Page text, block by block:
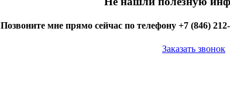
Позвоните мне прямо сейчас по телефону +7 (846)
Заказать звонок